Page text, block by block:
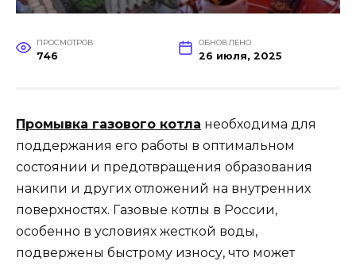
ПРОСМОТРОВ
746
ОБНОВЛЕНО
26 июля, 2025
Промывка газового котла необходима для
поддержания его работы в оптимальном
состоянии и предотвращения образования
накипи и других отложений на внутренних
поверхностях. Газовые котлы в России,
особенно в условиях жесткой воды,
подвержены быстрому износу, что может